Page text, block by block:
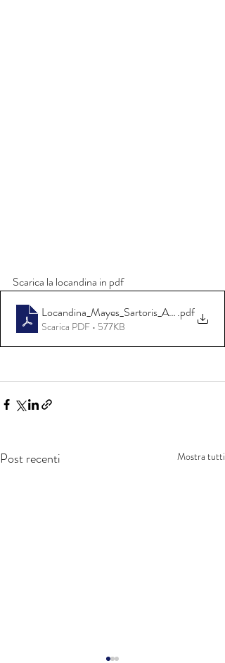
Scarica la locandina in pdf
Locandina_Mayes_Sartoris_A4 Fronte Retro
.pdf
Scarica PDF • 577KB
Post recenti Mostra tutti